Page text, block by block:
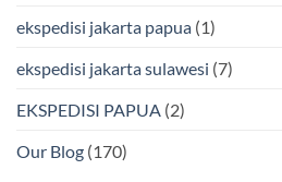
ekspedisi jakarta papua (1)
ekspedisi jakarta sulawesi (7)
EKSPEDISI PAPUA (2)
Our Blog (170)